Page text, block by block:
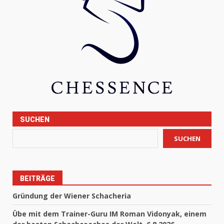
SUCHEN
SUCHEN
BEITRÄGE
Gründung der Wiener Schacheria
Übe mit dem Trainer-Guru IM Roman Vidonyak, einem